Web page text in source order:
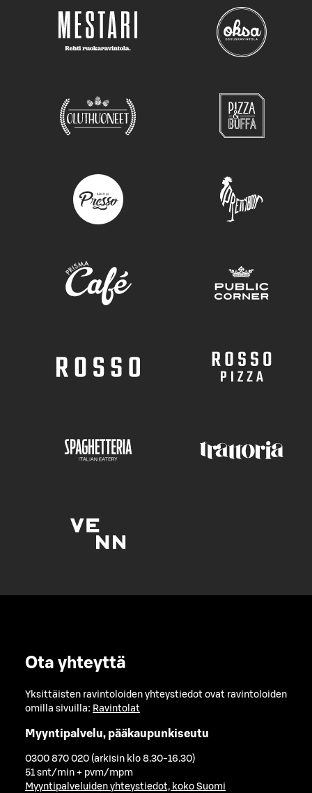
Ota yhteyttä
Yksittäisten ravintoloiden yhteystiedot ovat ravintoloiden
omilla sivuilla: Ravintolat
Myyntipalvelu, pääkaupunkiseutu
0300 870 020 (arkisin klo 8.30-16.30)
51 snt/min + pvm/mpm
Myyntipalveluiden yhteystiedot, koko Suomi